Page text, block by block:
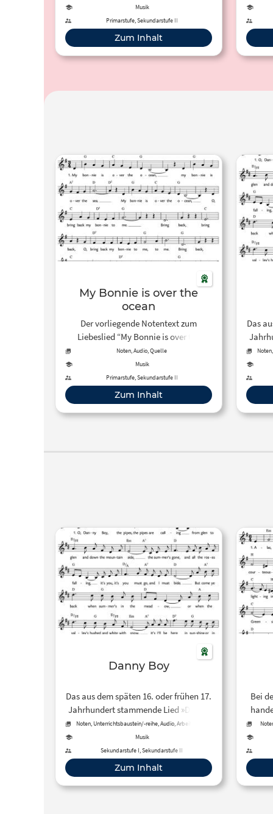
vom LIEDERPROJEKT des Carus-Verlag
zur Förderung des Singens mit
Kindern. Neben kostenlosen
Notentexten werden
Liedeinspielungen sowie Podcasts mit
Musik
Primarstufe, Sekundarstufe II
Zum Inhalt
My Bonnie is over the
ocean
Der vorliegende Notentext zum
Liebeslied “My Bonnie is over the
ocean” wird zur Verfügung gestellt
vom LIEDERPROJEKT des Carus-Verlag
zur Förderung des Singens mit
Kindern. Neben kostenlosen
Notentexten werden
Liedeinspielungen sowie Podcasts mit
Noten, Audio, Quelle
Musik
Primarstufe, Sekundarstufe II
Zum Inhalt
Das
Danny Boy
Das aus dem späten 16. oder frühen 17.
Jahrhundert stammende Lied »Danny
Boy« wurde im Liederprojekt des
Carus-Verlag mit Noten als PDF und in
verschiedenen Einspielversionen
eingestellt.
Noten, Unterrichtsbaustein/-reihe, Audio, Arbeitsblatt,
Musik
Sekundarstufe I, Sekundarstufe II
Zum Inhalt
Bei